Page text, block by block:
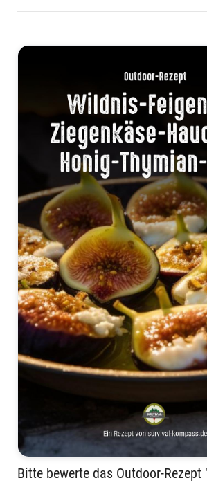
Bitte bewerte das Outdoor-Rezept